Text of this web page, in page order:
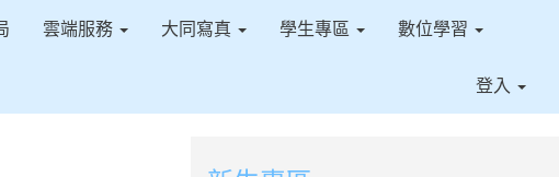
雲端服務 大同寫真 學生專區 數位學習
登入